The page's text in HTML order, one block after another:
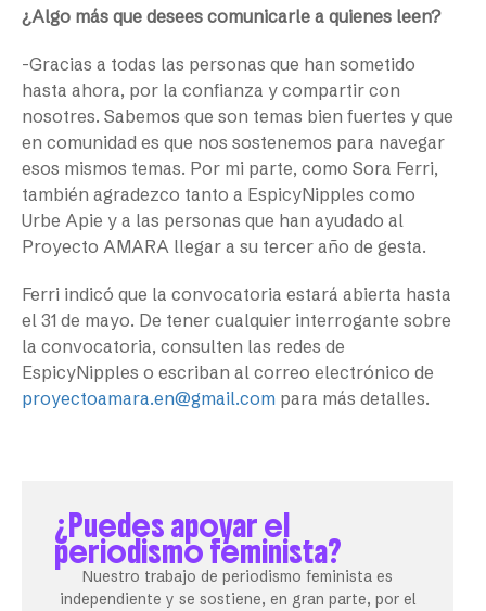
¿Algo más que desees comunicarle a quienes leen?
-Gracias a todas las personas que han sometido
hasta ahora, por la confianza y compartir con
nosotres. Sabemos que son temas bien fuertes y que
en comunidad es que nos sostenemos para navegar
esos mismos temas. Por mi parte, como Sora Ferri,
también agradezco tanto a EspicyNipples como
Urbe Apie y a las personas que han ayudado al
Proyecto AMARA llegar a su tercer año de gesta.
Ferri indicó que la convocatoria estará abierta hasta
el 31 de mayo. De tener cualquier interrogante sobre
la convocatoria, consulten las redes de
EspicyNipples o escriban al correo electrónico de
proyectoamara.en@gmail.com para más detalles.
¿Puedes apoyar el
periodismo feminista?
Nuestro trabajo de periodismo feminista es
independiente y se sostiene, en gran parte, por el